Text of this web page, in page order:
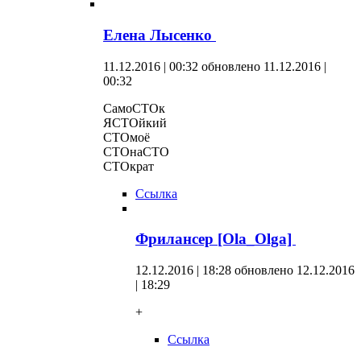
Елена Лысенко
11.12.2016 | 00:32 обновлено 11.12.2016 |
00:32
СамоСТОк
ЯСТОйкий
СТОмоё
СТОнаСТО
СТОкрат
Ссылка
Фрилансер [Ola_Olga]
12.12.2016 | 18:28 обновлено 12.12.2016
| 18:29
+
Ссылка